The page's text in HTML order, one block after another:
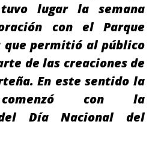
tuvo lugar la semana
con el Parque
permitió al público
de las creaciones de
En este sentido la
comenzó con la
del Día Nacional del